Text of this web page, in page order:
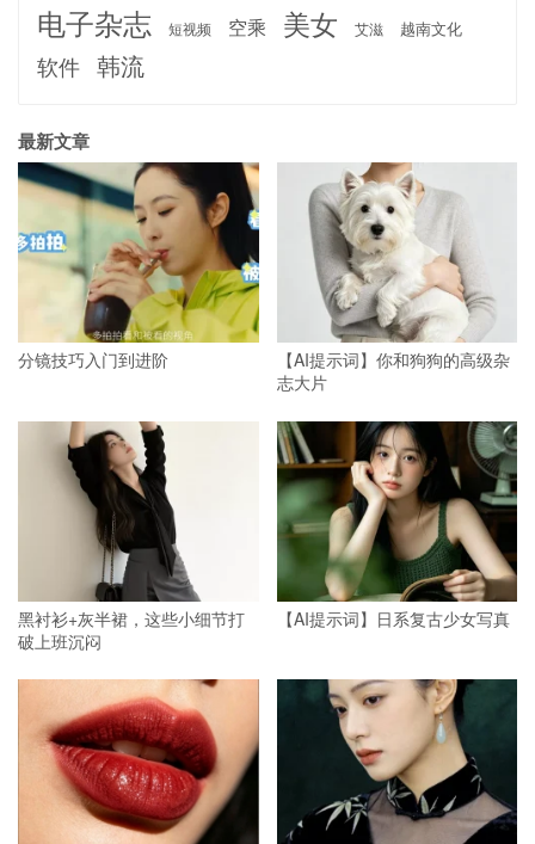
电子杂志 短视频 空乘 美女 艾滋 越南文化
软件 韩流
最新文章
分镜技巧入门到进阶
【AI提示词】你和狗狗的高级杂
志大片
黑衬衫+灰半裙，这些小细节打
破上班沉闷
【AI提示词】日系复古少女写真